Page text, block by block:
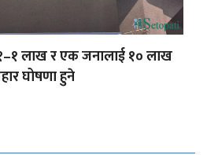
लाख र एक जनालाई १० लाख
घोषणा हुने